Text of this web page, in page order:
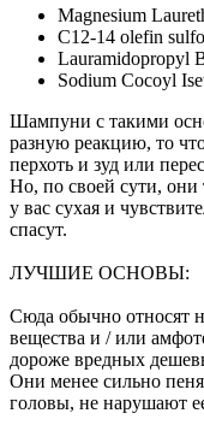
Magnesium
C12-14 olefin
Lauramidopropyl
Sodium Cocoyl
Шампуни с такими
разную реакцию, то
перхоть и зуд или
Но, по своей сути, они
у вас сухая и
спасут.
ЛУЧШИЕ ОСНОВЫ:
Сюда обычно относят
вещества и / или
дороже вредных
Они менее сильно
головы, не нарушают